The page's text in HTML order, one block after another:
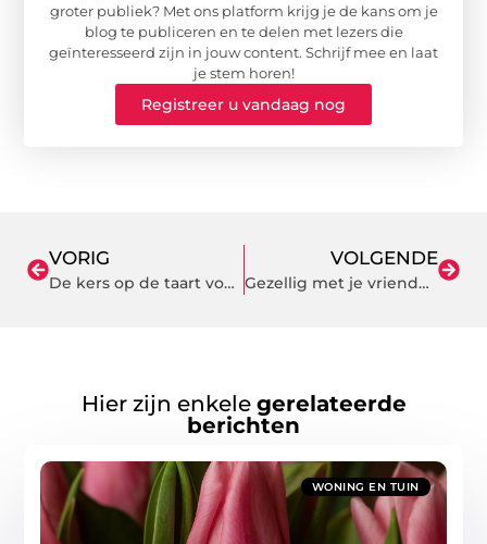
groter publiek? Met ons platform krijg je de kans om je
blog te publiceren en te delen met lezers die
geïnteresseerd zijn in jouw content. Schrijf mee en laat
je stem horen!
Registreer u vandaag nog
VORIG
De kers op de taart voor uw woning: producten van Schipper Ede
VOLGENDE
Gezellig met je vrienden beer pong spelen
Hier zijn enkele gerelateerde
berichten
WONING EN TUIN